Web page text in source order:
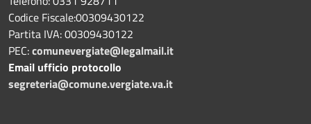
Codice Fiscale:00309430122
Partita IVA: 00309430122
PEC:comunevergiate@legalmail.it
Email ufficio protocollo
segreteria@comune.vergiate.va.it